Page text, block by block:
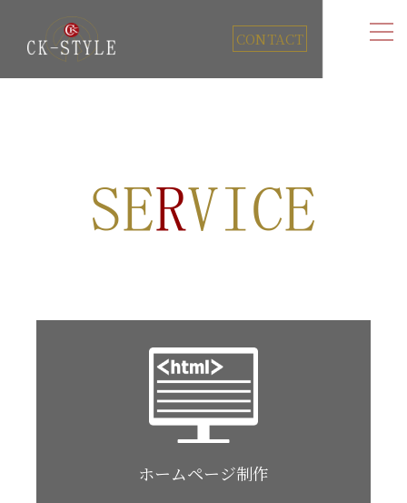
CONTACT
ホームページ制作